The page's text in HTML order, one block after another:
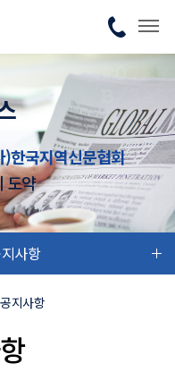
)한국지역신문협회
도약
사항
공지사항